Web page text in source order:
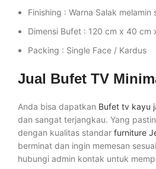
Finishing : Warna Salak melamin
Dimensi Bufet : 120 cm x 40 cm
Packing : Single Face / Kardus
Jual Bufet TV
Anda bisa dapatkan Bufet tv kayu
dan sangat terjangkau. Yang
dengan kualitas standar furniture
berminat dan ingin memesan
hubungi admin kontak untuk